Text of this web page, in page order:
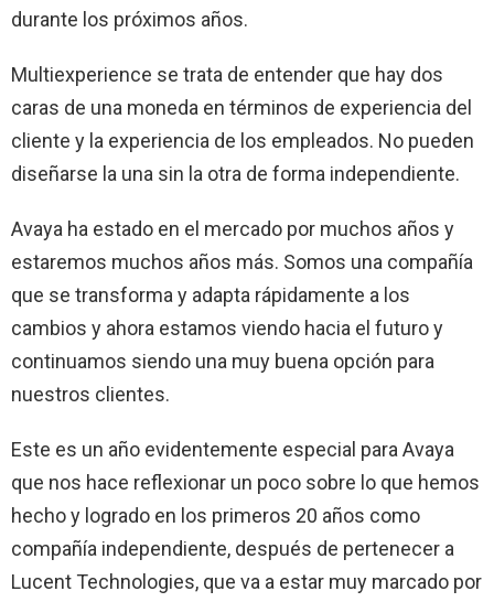
durante los próximos años.
Multiexperience se trata de entender que hay dos
caras de una moneda en términos de experiencia del
cliente y la experiencia de los empleados. No pueden
diseñarse la una sin la otra de forma independiente.
Avaya ha estado en el mercado por muchos años y
estaremos muchos años más. Somos una compañía
que se transforma y adapta rápidamente a los
cambios y ahora estamos viendo hacia el futuro y
continuamos siendo una muy buena opción para
nuestros clientes.
Este es un año evidentemente especial para Avaya
que nos hace reflexionar un poco sobre lo que hemos
hecho y logrado en los primeros 20 años como
compañía independiente, después de pertenecer a
Lucent Technologies, que va a estar muy marcado por